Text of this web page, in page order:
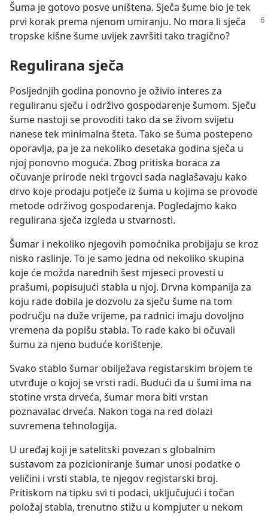
Šuma je gotovo posve uništena. Sječa šume bio je tek
prvi korak prema njenom umiranju. No mora li sječa
tropske kišne šume uvijek završiti tako tragično?
Regulirana sječa
Posljednjih godina ponovno je oživio interes za
reguliranu sječu i održivo gospodarenje šumom. Sječu
šume nastoji se provoditi tako da se živom svijetu
nanese tek minimalna šteta. Tako se šuma postepeno
oporavlja, pa je za nekoliko desetaka godina sječa u
njoj ponovno moguća. Zbog pritiska boraca za
očuvanje prirode neki trgovci sada naglašavaju kako
drvo koje prodaju potječe iz šuma u kojima se provode
metode održivog gospodarenja. Pogledajmo kako
regulirana sječa izgleda u stvarnosti.
Šumar i nekoliko njegovih pomoćnika probijaju se kroz
nisko raslinje. To je samo jedna od nekoliko skupina
koje će možda narednih šest mjeseci provesti u
prašumi, popisujući stabla u njoj. Drvna kompanija za
koju rade dobila je dozvolu za sječu šume na tom
području na duže vrijeme, pa radnici imaju dovoljno
vremena da popišu stabla. To rade kako bi očuvali
šumu za njeno buduće korištenje.
Svako stablo šumar obilježava registarskim brojem te
utvrđuje o kojoj se vrsti radi. Budući da u šumi ima na
stotine vrsta drveća, šumar mora biti vrstan
poznavalac drveća. Nakon toga na red dolazi
suvremena tehnologija.
U uređaj koji je satelitski povezan s globalnim
sustavom za pozicioniranje šumar unosi podatke o
veličini i vrsti stabla, te njegov registarski broj.
Pritiskom na tipku svi ti podaci, uključujući i točan
položaj stabla, trenutno stižu u kompjuter u nekom